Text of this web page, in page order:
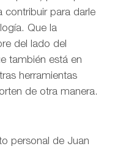
para darle
Que la
del lado del
también está en
herramientas
de otra manera.
personal de Juan